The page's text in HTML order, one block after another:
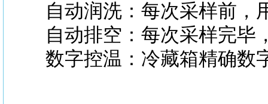
自动润洗：每次采样前，
自动排空：每次采样完毕
数字控温：冷藏箱精确数